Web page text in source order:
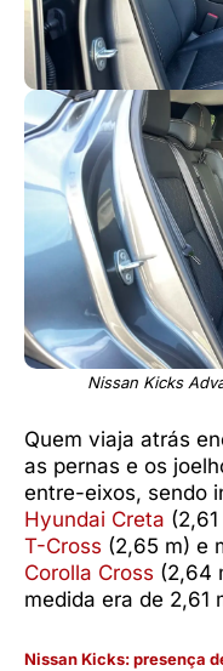
Nissan Kicks
Quem viaja atrás
as pernas e os
entre-eixos, sendo
Hyundai Creta
T-Cross (2,65 m) e
Corolla Cross (2,64
medida era de 2,61
Nissan Kicks: presença